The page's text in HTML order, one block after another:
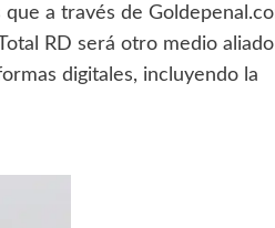
a través de
RD será otro medio aliado
digitales, incluyendo la